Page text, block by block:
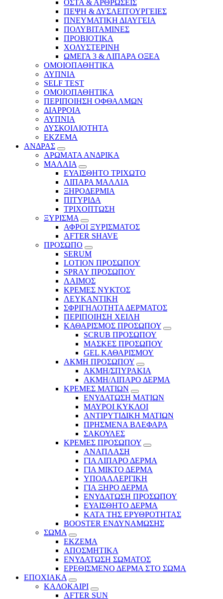
ΟΣΤΑ & ΑΡΘΡΩΣΕΙΣ
ΠΕΨΗ & ΔΥΣΛΕΙΤΟΥΡΓΕΙΕΣ
ΠΝΕΥΜΑΤΙΚΗ ΔΙΑΥΓΕΙΑ
ΠΟΛΥΒΙΤΑΜΙΝΕΣ
ΠΡΟΒΙΟΤΙΚΑ
ΧΟΛΥΣΤΕΡΙΝΗ
ΩΜΕΓΑ 3 & ΛΙΠΑΡΑ ΟΞΕΑ
ΟΜΟΙΟΠΑΘΗΤΙΚΑ
ΑΥΠΝΙΑ
SELF TEST
ΟΜΟΙΟΠΑΘΗΤΙΚΑ
ΠΕΡΙΠΟΙΗΣΗ ΟΦΘΑΛΜΩΝ
ΔΙΑΡΡΟΙΑ
ΑΥΠΝΙΑ
ΔΥΣΚΟΙΛΙΟΤΗΤΑ
ΕΚΖΕΜΑ
ΑΝΔΡΑΣ
ΑΡΩΜΑΤΑ ΑΝΔΡΙΚΑ
ΜΑΛΛΙΑ
ΕΥΑΙΣΘΗΤΟ ΤΡΙΧΩΤΟ
ΛΙΠΑΡΑ ΜΑΛΛΙΑ
ΞΗΡΟΔΕΡΜΙΑ
ΠΙΤΥΡΙΔΑ
ΤΡΙΧΟΠΤΩΣΗ
ΞΥΡΙΣΜΑ
ΑΦΡΟΙ ΞΥΡΙΣΜΑΤΟΣ
AFTER SHAVE
ΠΡΟΣΩΠΟ
SERUM
LOTION ΠΡΟΣΩΠΟΥ
SPRAY ΠΡΟΣΩΠΟΥ
ΛΑΙΜΟΣ
ΚΡΕΜΕΣ ΝΥΚΤΟΣ
ΛΕΥΚΑΝΤΙΚΗ
ΣΦΡΙΓΗΛΟΤΗΤΑ ΔΕΡΜΑΤΟΣ
ΠΕΡΙΠΟΙΗΣΗ ΧΕΙΛΗ
ΚΑΘΑΡΙΣΜΟΣ ΠΡΟΣΩΠΟΥ
SCRUB ΠΡΟΣΩΠΟΥ
ΜΑΣΚΕΣ ΠΡΟΣΩΠΟΥ
GEL ΚΑΘΑΡΙΣΜΟΥ
ΑΚΜΗ ΠΡΟΣΩΠΟΥ
ΑΚΜΗ/ΣΠΥΡΑΚΙΑ
ΑΚΜΗ/ΛΙΠΑΡΟ ΔΕΡΜΑ
ΚΡΕΜΕΣ ΜΑΤΙΩΝ
ΕΝΥΔΑΤΩΣΗ ΜΑΤΙΩΝ
ΜΑΥΡΟΙ ΚΥΚΛΟΙ
ΑΝΤΙΡΥΤΙΔΙΚΗ ΜΑΤΙΩΝ
ΠΡΗΣΜΕΝΑ ΒΛΕΦΑΡΑ
ΣΑΚΟΥΛΕΣ
ΚΡΕΜΕΣ ΠΡΟΣΩΠΟΥ
ΑΝΑΠΛΑΣΗ
ΓΙΑ ΛΙΠΑΡΟ ΔΕΡΜΑ
ΓΙΑ ΜΙΚΤΟ ΔΕΡΜΑ
ΥΠΟΑΛΛΕΡΓΙΚΗ
ΓΙΑ ΞΗΡΟ ΔΕΡΜΑ
ΕΝΥΔΑΤΩΣΗ ΠΡΟΣΩΠΟΥ
ΕΥΑΙΣΘΗΤΟ ΔΕΡΜΑ
ΚΑΤΑ ΤΗΣ ΕΡΥΘΡΟΤΗΤΑΣ
BOOSTER ΕΝΔΥΝΑΜΩΣΗΣ
ΣΩΜΑ
ΕΚΖΕΜΑ
ΑΠΟΣΜΗΤΙΚΑ
ΕΝΥΔΑΤΩΣΗ ΣΩΜΑΤΟΣ
ΕΡΕΘΙΣΜΕΝΟ ΔΕΡΜΑ ΣΤΟ ΣΩΜΑ
ΕΠΟΧΙΑΚΑ
ΚΑΛΟΚΑΙΡΙ
AFTER SUN